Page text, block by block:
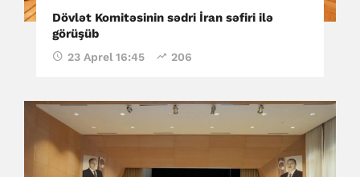
Dövlət Komitəsinin sədri İran səfiri ilə
görüşüb
23 Aprel 16:45 206